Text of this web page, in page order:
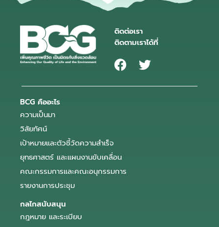
ติดต่อเรา
ติดตามเราได้ที่
BCG คืออะไร
ความเป็นมา
วิสัยทัศน์
เป้าหมายและตัวชี้วัดความสำเร็จ
ยุทธศาสตร์ และแผนงานขับเคลื่อน
คณะกรรมการและคณะอนุกรรมการ
รายงานการประชุม
กลไกสนับสนุน
กฎหมาย และระเบียบ